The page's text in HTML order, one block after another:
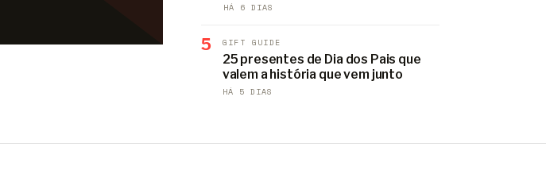
HÁ 6 DIAS
5 GIFT GUIDE
25 presentes de Dia dos Pais que
valem a história que vem junto
HÁ 5 DIAS